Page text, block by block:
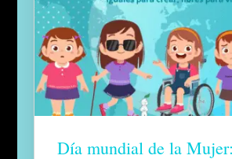
Día mundial de la